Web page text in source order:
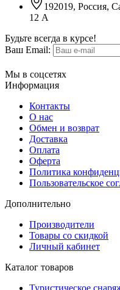
192019, Россия,
12 А
Будьте всегда в курсе!
Ваш Email:
Мы в соцсетях
Информация
Контакты
О нас
Обмен и возврат
Доставка
Оплата
Оферта
Политика
Пользовательское
Дополнительно
Производители
Товары со скидкой
Личный кабинет
Каталог товаров
Туристическое